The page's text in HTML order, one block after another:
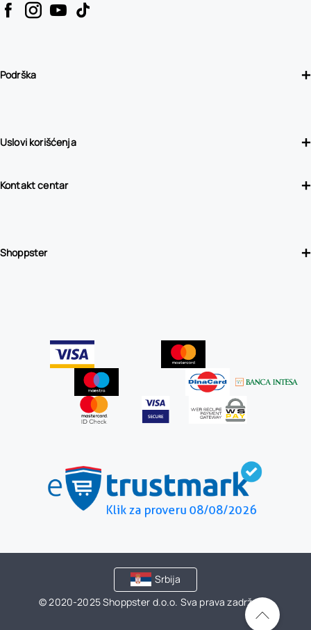
Podrška
Uslovi korišćenja
Kontakt centar
Shoppster
Srbija
© 2020-2025 Shoppster d.o.o. Sva prava zadržana.